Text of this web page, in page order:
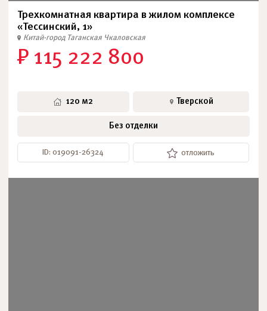
Трехкомнатная квартира в жилом комплексе
«Тессинский, 1»
Китай-город Таганская Чкаловская
₽ 115 222 800
120 м2 Тверской
Без отделки
ID: 019091-26324 отложить